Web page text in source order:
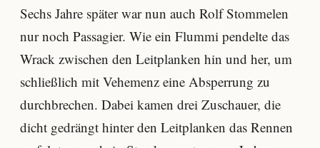
Sechs Jahre später war nun auch Rolf Stommelen
nur noch Passagier. Wie ein Flummi pendelte das
Wrack zwischen den Leitplanken hin und her, um
schließlich mit Vehemenz eine Absperrung zu
durchbrechen. Dabei kamen drei Zuschauer, die
dicht gedrängt hinter den Leitplanken das Rennen